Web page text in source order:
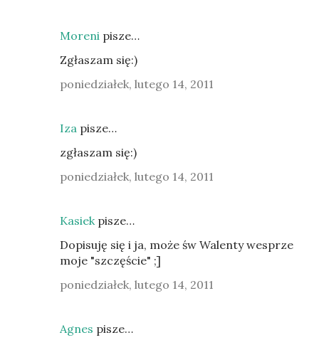
Moreni pisze…
Zgłaszam się:)
poniedziałek, lutego 14, 2011
Iza pisze…
zgłaszam się:)
poniedziałek, lutego 14, 2011
Kasiekpisze…
Dopisuję się i ja, może św Walenty wesprze
moje "szczęście" ;]
poniedziałek, lutego 14, 2011
Agnes pisze…